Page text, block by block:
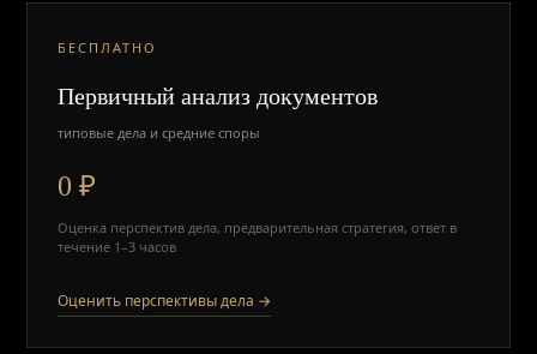
БЕСПЛАТНО
Первичный анализ документов
типовые дела и средние споры
0 ₽
Оценка перспектив дела, предварительная стратегия, ответ в
течение 1–3 часов
Оценить перспективы дела →